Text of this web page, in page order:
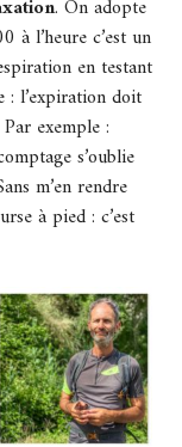
. On adopte
l’heure c’est un
en testant
: l’expiration doit
exemple :
s’oublie
m’en rendre
à pied : c’est